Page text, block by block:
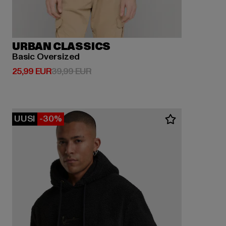
URBAN CLASSICS
Basic Oversized
25,99 EUR
Ajankohtainen hinta: 25,99 EUR
39,99 EURKampanjahinta: 39,99 EUR
UUSI -30%